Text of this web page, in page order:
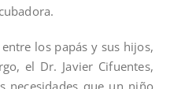
los papás y sus hijos,
el Dr. Javier Cifuentes,
necesidades que un niño